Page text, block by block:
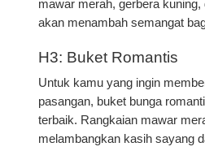
mawar merah, gerbera kuning,
akan menambah semangat
H3: Buket Romantis
Untuk kamu yang ingin
pasangan, buket bunga
terbaik. Rangkaian mawar
melambangkan kasih sayang